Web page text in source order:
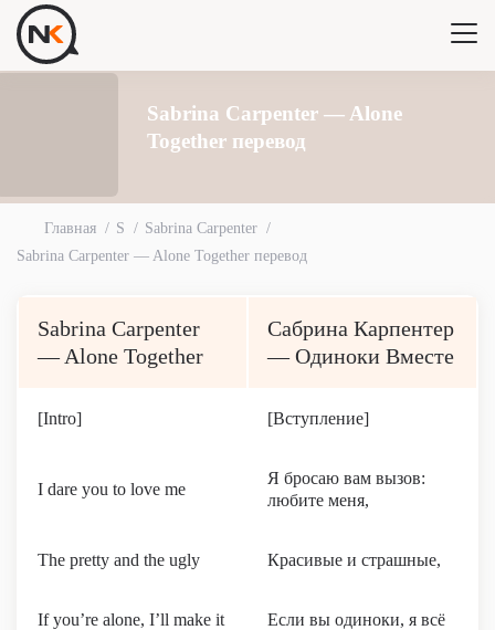
Sabrina Carpenter — Alone
Together перевод
Главная S
Sabrina Carpenter
Sabrina Carpenter — Alone Together перевод
Sabrina Carpenter
— Alone Together
Сабрина Карпентер
— Одиноки Вместе
[Intro] [Вступление]
I dare you to love me
Я бросаю вам вызов:
любите меня,
The pretty and the ugly Красивые и страшные,
If you’re alone, I’ll make it
Если вы одиноки, я всё